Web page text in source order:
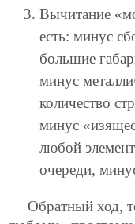
Вычитание
есть: минус
большие
минус
количество
минус
любой
очереди,
Обратный ход,